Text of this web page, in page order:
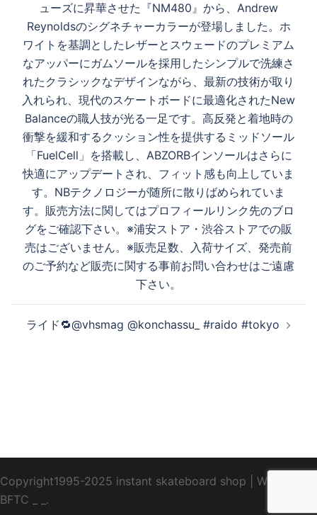
ョ
ン
ューズに昇華させた『NM480』から、Andrew
Reynoldsのシグネチャーカラーが登場しました。ホ
ワイトを基調としたレザーとスウェードのプレミアム
なアッパーにガムソールを採用したシンプルで洗練さ
れたクラシックなデザインながら、最新の技術が取り
入れられ、現代のスケートボードに最適化されたNew
Balanceの職人技が光る一足です。高反発と着地時の
衝撃を緩和するクッション性を提供するミッドソール
「FuelCell」を搭載し、ABZORBインソールはさらに
快適にアップデートされ、フィット感も向上していま
す。NBテクノロジーが随所に散りばめられていま
す。販売方法に関してはプロフィールリンク先のブロ
グをご確認下さい。※浦安ストア・渋谷ストアでの販
売はございません。※販売足数、入荷サイズ、発売前
のご予約など販売に関する事前お問い合わせはご遠慮
下さい。
ライド🔁@vhsmag @konchassu_ #raido #tokyo
Copyright1995-2025 instant skateboard shop
WebDesign
BFTC _ _.